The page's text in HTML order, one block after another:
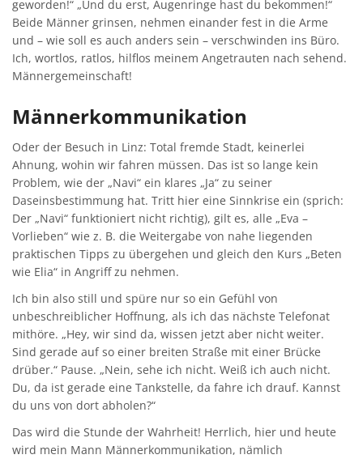
geworden!“ „Und du erst, Augenringe hast du bekommen!“
Beide Männer grinsen, nehmen einander fest in die Arme
und – wie soll es auch anders sein – verschwinden ins Büro.
Ich, wortlos, ratlos, hilflos meinem Angetrauten nach sehend.
Männergemeinschaft!
Männerkommunikation
Oder der Besuch in Linz: Total fremde Stadt, keinerlei
Ahnung, wohin wir fahren müssen. Das ist so lange kein
Problem, wie der „Navi“ ein klares „Ja“ zu seiner
Daseinsbestimmung hat. Tritt hier eine Sinnkrise ein (sprich:
Der „Navi“ funktioniert nicht richtig), gilt es, alle „Eva –
Vorlieben“ wie z. B. die Weitergabe von nahe liegenden
praktischen Tipps zu übergehen und gleich den Kurs „Beten
wie Elia“ in Angriff zu nehmen.
Ich bin also still und spüre nur so ein Gefühl von
unbeschreiblicher Hoffnung, als ich das nächste Telefonat
mithöre. „Hey, wir sind da, wissen jetzt aber nicht weiter.
Sind gerade auf so einer breiten Straße mit einer Brücke
drüber.“ Pause. „Nein, sehe ich nicht. Weiß ich auch nicht.
Du, da ist gerade eine Tankstelle, da fahre ich drauf. Kannst
du uns von dort abholen?“
Das wird die Stunde der Wahrheit! Herrlich, hier und heute
wird mein Mann Männerkommunikation, nämlich